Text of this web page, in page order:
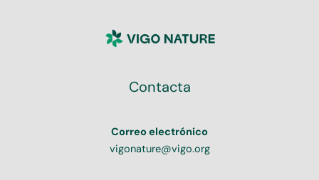
Contacta
Correo electrónico
vigonature@vigo.org